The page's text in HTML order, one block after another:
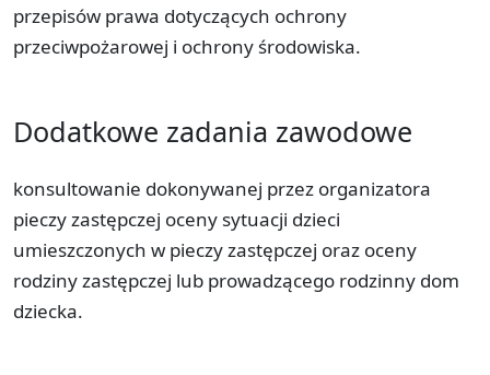
przepisów prawa dotyczących ochrony
przeciwpożarowej i ochrony środowiska.
Dodatkowe zadania zawodowe
konsultowanie dokonywanej przez organizatora
pieczy zastępczej oceny sytuacji dzieci
umieszczonych w pieczy zastępczej oraz oceny
rodziny zastępczej lub prowadzącego rodzinny dom
dziecka.